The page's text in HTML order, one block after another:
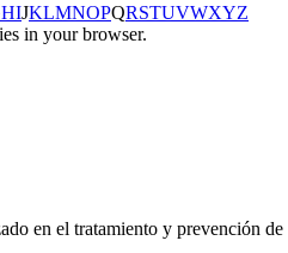
HIJKLMNOPQRSTUVWXYZ
in your browser.
en el tratamiento y prevención